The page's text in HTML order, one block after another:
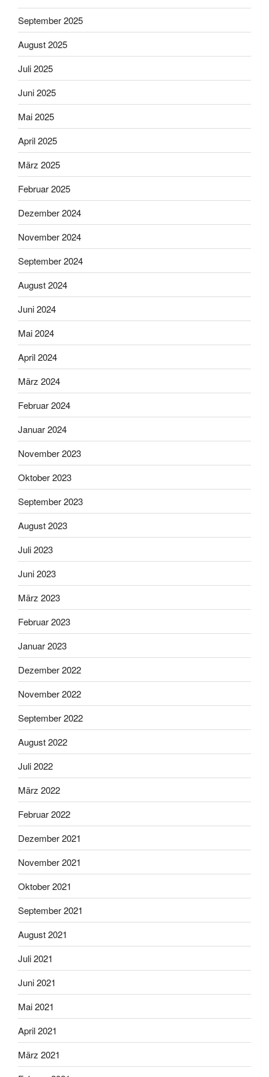
September 2025
August 2025
Juli 2025
Juni 2025
Mai 2025
April 2025
März 2025
Februar 2025
Dezember 2024
November 2024
September 2024
August 2024
Juni 2024
Mai 2024
April 2024
März 2024
Februar 2024
Januar 2024
November 2023
Oktober 2023
September 2023
August 2023
Juli 2023
Juni 2023
März 2023
Februar 2023
Januar 2023
Dezember 2022
November 2022
September 2022
August 2022
Juli 2022
März 2022
Februar 2022
Dezember 2021
November 2021
Oktober 2021
September 2021
August 2021
Juli 2021
Juni 2021
Mai 2021
April 2021
März 2021